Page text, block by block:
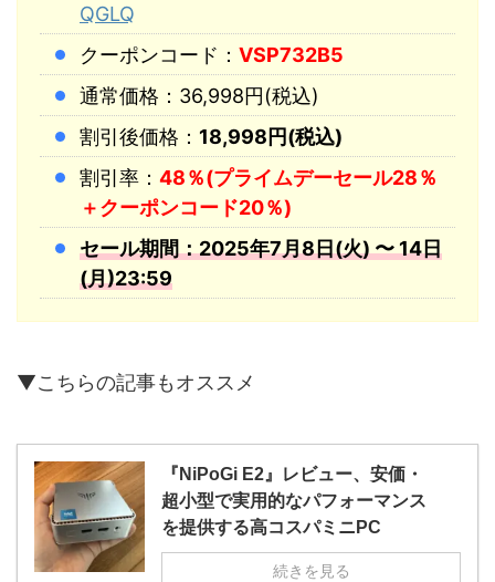
QGLQ
クーポンコード： VSP732B5
通常価格：36,998円(税込)
割引後価格： 18,998円(税込)
割引率： 48％(プライムデーセール28％
＋クーポンコード20％)
セール期間：2025年7月8日(火) 〜 14日
(月)23:59
▼こちらの記事もオススメ
『NiPoGi E2』レビュー、安価・
超小型で実用的なパフォーマンス
を提供する高コスパミニPC
続きを見る